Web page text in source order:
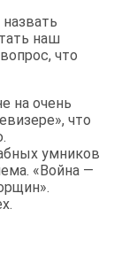
наш
что
на очень
что
умников
«Война —